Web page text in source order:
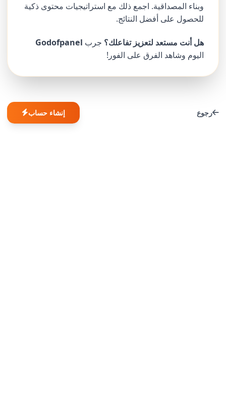
وبناء المصداقية. اجمع ذلك مع استراتيجيات محتوى ذكية
للحصول على أفضل النتائج.
هل أنت مستعد لتعزيز تفاعلك؟ جرب Godofpanel
اليوم وشاهد الفرق على الفور!
رجوع إنشاء حساب